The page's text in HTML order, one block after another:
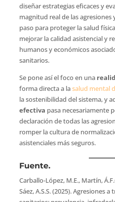
diseñar estrategias eficaces y
magnitud real de las agresiones
paso para proteger la salud
mejorar la calidad asistencial y
humanos y económicos
sanitarios.
Se pone así el foco en una
forma directa a lasalud mental
la sostenibilidad del sistema, y
efectiva pasa necesariamente
declaración de todas las
romper la cultura de
asistenciales más seguros.
Fuente.
Carballo-López, M.E., Martín,
Sáez, A.S.S. (2025). Agresiones